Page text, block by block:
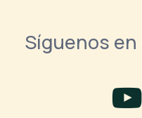
Síguenos en